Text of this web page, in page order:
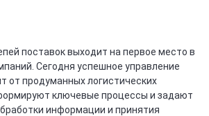
поставок выходит на первое место в
Сегодня успешное управление
от продуманных логистических
ключевые процессы и задают
информации и принятия